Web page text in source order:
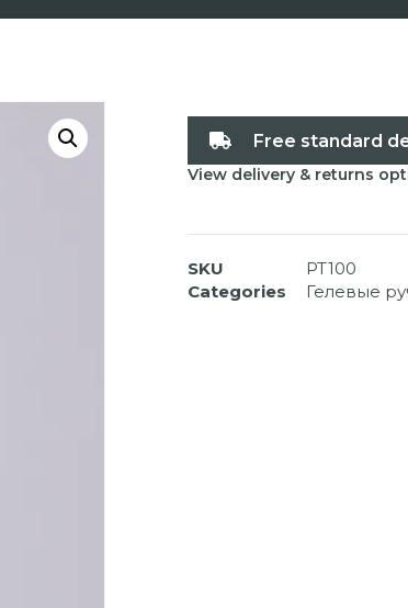
Free standard
View delivery & returns
SKU
PT100
Categories
Гелевые